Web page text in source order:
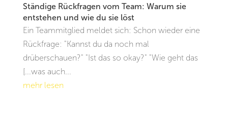
Ständige Rückfragen vom Team: Warum sie
entstehen und wie du sie löst
Ein Teammitglied meldet sich: Schon wieder eine
Rückfrage: "Kannst du da noch mal
drüberschauen?" "Ist das so okay?" "Wie geht das
[...was auch...
mehr lesen